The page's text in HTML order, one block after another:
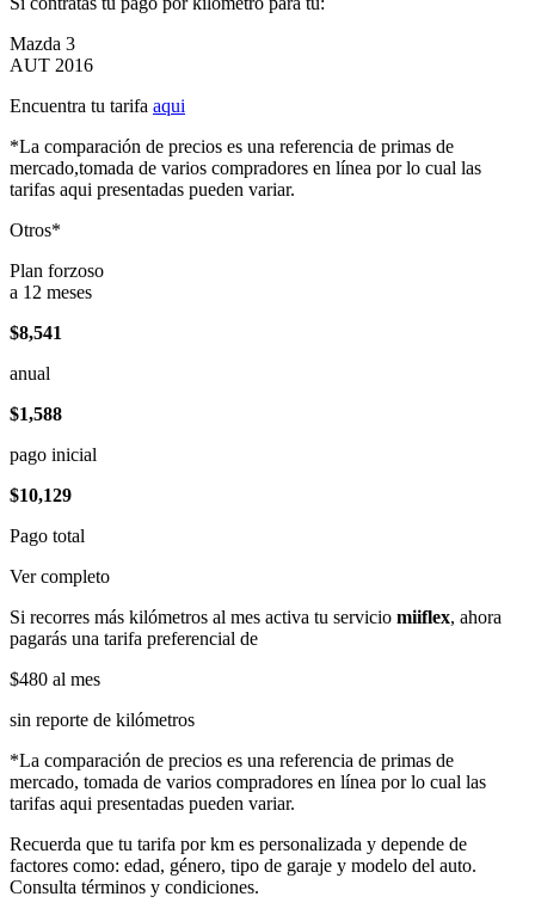
Mazda 3
AUT 2016
Encuentra tu tarifa aqui
*La comparación de precios es una referencia de primas de
mercado,tomada de varios compradores en línea por lo cual las
tarifas aqui presentadas pueden variar.
Otros*
Plan forzoso
a 12 meses
$8,541
anual
$1,588
pago inicial
$10,129
Pago total
Ver completo
Si recorres más kilómetros al mes activa tu servicio miiflex, ahora
pagarás una tarifa preferencial de
$480 al mes
sin reporte de kilómetros
*La comparación de precios es una referencia de primas de
mercado, tomada de varios compradores en línea por lo cual las
tarifas aqui presentadas pueden variar.
Recuerda que tu tarifa por km es personalizada y depende de
factores como: edad, género, tipo de garaje y modelo del auto.
Consulta términos y condiciones.